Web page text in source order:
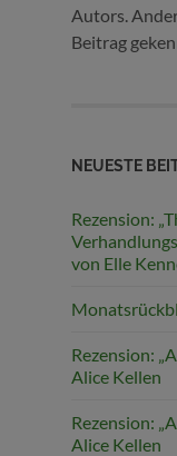
Autors.
Beitrag
NEUESTE
Rezension:
von Elle
Rezension:
Alice Kellen
Rezension:
Alice Kellen